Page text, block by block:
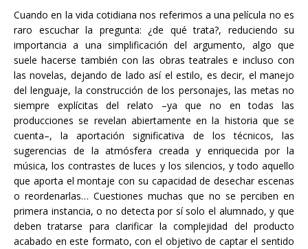
Cuando en la vida cotidiana nos referimos a una película no es
raro escuchar la pregunta: ¿de qué trata?, reduciendo su
importancia a una simplificación del argumento, algo que
suele hacerse también con las obras teatrales e incluso con
las novelas, dejando de lado así el estilo, es decir, el manejo
del lenguaje, la construcción de los personajes, las metas no
siempre explícitas del relato –ya que no en todas las
producciones se revelan abiertamente en la historia que se
cuenta–, la aportación significativa de los técnicos, las
sugerencias de la atmósfera creada y enriquecida por la
música, los contrastes de luces y los silencios, y todo aquello
que aporta el montaje con su capacidad de desechar escenas
o reordenarlas… Cuestiones muchas que no se perciben en
primera instancia, o no detecta por sí solo el alumnado, y que
deben tratarse para clarificar la complejidad del producto
acabado en este formato, con el objetivo de captar el sentido